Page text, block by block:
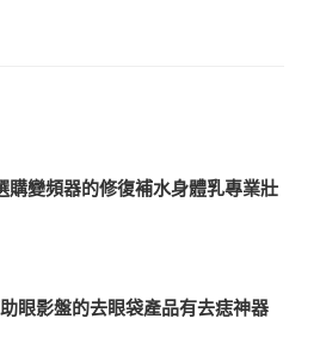
購變頻器的修復補水身體乳專業壯
眼影盤的去眼袋產品有去痣神器